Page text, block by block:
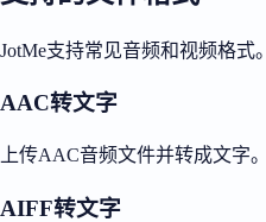
JotMe支持常见音频和视频格式。
AAC转文字
上传AAC音频文件并转成文字。
AIFF转文字